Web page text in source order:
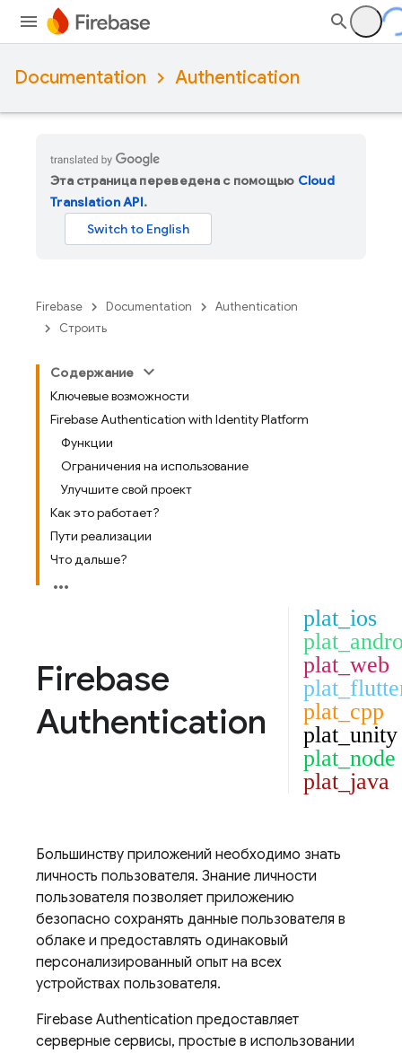
Documentation Authentication
Эта страница переведена с помощью Cloud
Translation API.
Firebase Documentation
Authentication
Строить
Содержание
Ключевые возможности
Firebase Authentication with Identity Platform
Функции
Ограничения на использование
Улучшите свой проект
Как это работает?
Пути реализации
Что дальше?
Firebase
Authentication
plat_ios
plat_web
plat_cpp
plat_unity
plat_node
plat_java
Большинству приложений необходимо знать
личность пользователя. Знание личности
пользователя позволяет приложению
безопасно сохранять данные пользователя в
облаке и предоставлять одинаковый
персонализированный опыт на всех
устройствах пользователя.
Firebase Authentication предоставляет
серверные сервисы, простые в использовании